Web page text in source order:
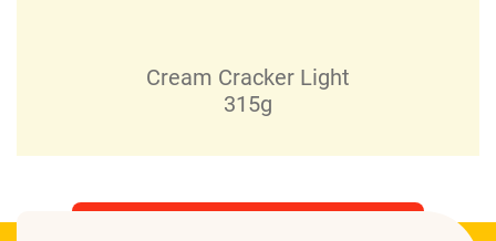
Cream Cracker Light
315g